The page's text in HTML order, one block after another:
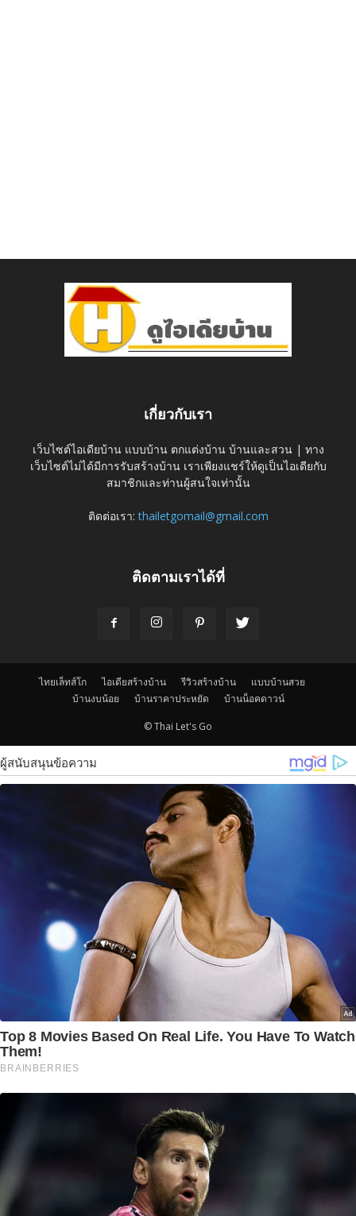
เกี่ยวกับเรา
เว็บไซต์ไอเดียบ้าน แบบบ้าน ตกแต่งบ้าน บ้านและสวน | ทาง
เว็บไซต์ไม่ได้มีการรับสร้างบ้าน เราเพียงแชร์ให้ดูเป็นไอเดียกับ
สมาชิกและท่านผู้สนใจเท่านั้น
ติดต่อเรา:thailetgomail@gmail.com
ติดตามเราได้ที่
ไทยเล็ทส์โก ไอเดียสร้างบ้าน รีวิวสร้างบ้าน
แบบบ้านสวย
บ้านงบน้อย
บ้านราคาประหยัด บ้านน็อคดาวน์
© Thai Let's Go